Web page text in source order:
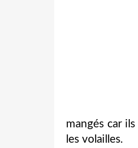
mangés car
les volailles.